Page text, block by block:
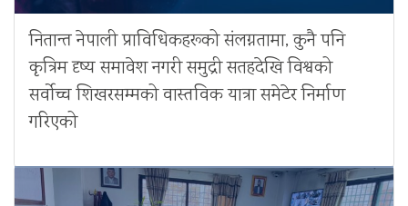
नितान्त नेपाली प्राविधिकहरूको संलग्नतामा, कुनै पनि
कृत्रिम दृष्य समावेश नगरी समुद्री सतहदेखि विश्वको
सर्वोच्च शिखरसम्मको वास्तविक यात्रा समेटेर निर्माण
गरिएको